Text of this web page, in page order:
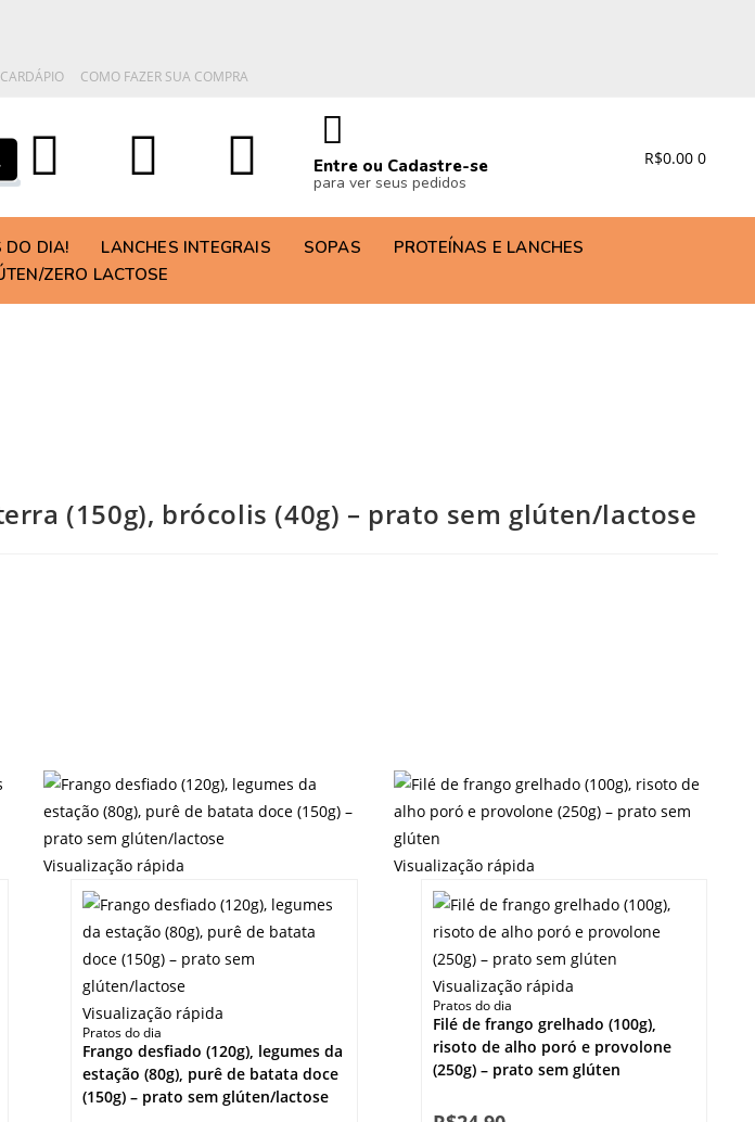
COMO FAZER SUA COMPRA
Entre ou Cadastre-se
para ver seus pedidos
R$0.00 0
DO DIA! LANCHES INTEGRAIS SOPAS
PROTEÍNAS E LANCHES
ZERO LACTOSE
(150g), brócolis (40g) – prato sem glúten/lactose
Visualização rápida
Visualização rápida
Pratos do dia
Frango desfiado (120g), legumes da
estação (80g), purê de batata doce
(150g) – prato sem glúten/lactose
Visualização rápida
Visualização rápida
Pratos do dia
Filé de frango grelhado (100g),
risoto de alho poró e provolone
(250g) – prato sem glúten